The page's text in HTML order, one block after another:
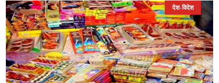
देश-विदेश